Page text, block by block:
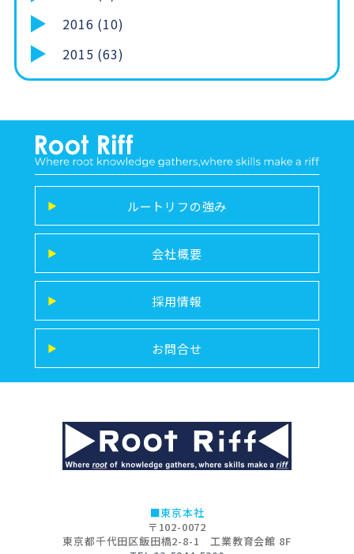
2016 (10)
2015 (63)
▶ ルートリフの強み
▶ 会社概要
▶ 採用情報
▶ お問合せ
■東京本社
〒102-0072
東京都千代田区飯田橋2-8-1 工業教育会館 8F